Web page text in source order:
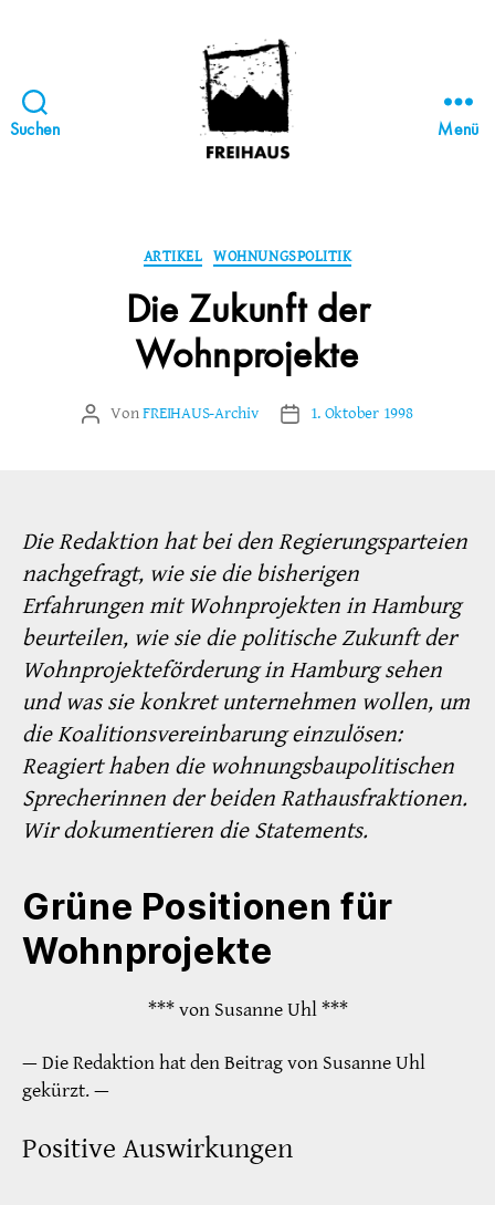
Suchen
STATTBAU
HAMBURG
Menü
Kategorien
ARTIKEL WOHNUNGSPOLITIK
Die Zukunft der
Wohnprojekte
Beitragsautor
VonFREIHAUS-Archiv Veröffentlichungsdatum
1. Oktober 1998
Die Redaktion hat bei den Regierungsparteien
nachgefragt, wie sie die bisherigen
Erfahrungen mit Wohnprojekten in Hamburg
beurteilen, wie sie die politische Zukunft der
Wohnprojekteförderung in Hamburg sehen
und was sie konkret unternehmen wollen, um
die Koalitionsvereinbarung einzulösen:
Reagiert haben die wohnungsbaupolitischen
Sprecherinnen der beiden Rathausfraktionen.
Wir dokumentieren die Statements.
Grüne Positionen für
Wohnprojekte
*** von Susanne Uhl ***
— Die Redaktion hat den Beitrag von Susanne Uhl
gekürzt. —
Positive Auswirkungen